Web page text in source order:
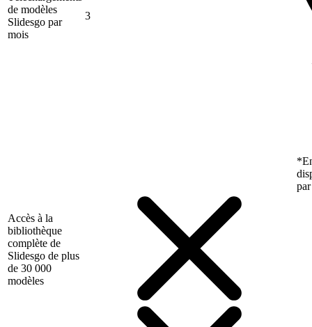
de modèles
Slidesgo par
mois
3
Accès à la
bibliothèque
complète de
Slidesgo de plus
de 30 000
modèles